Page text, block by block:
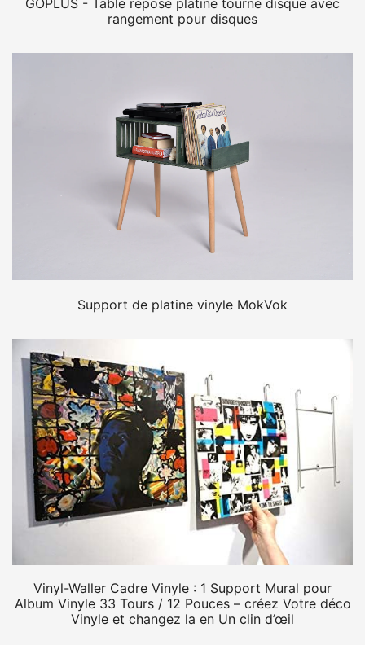
rangement pour disques
Support de platine vinyle MokVok
Vinyl-Waller Cadre Vinyle : 1 Support Mural pour
Album Vinyle 33 Tours / 12 Pouces – créez Votre déco
Vinyle et changez la en Un clin d’œil